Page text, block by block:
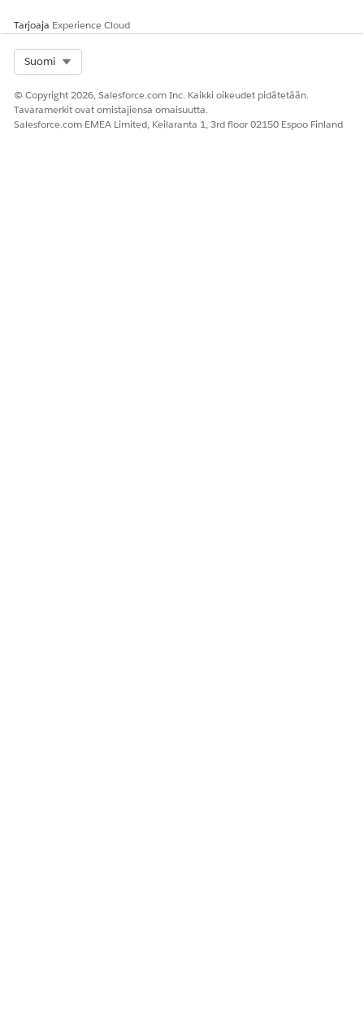
RATKAISIKO TÄMÄ ARTIKKELI ONGELMASI?
Anna palautetta, jotta voimme kehittyä!
Kyllä
Tarjoaja Experience Cloud
Suomi
© Copyright 2026, Salesforce.com Inc. Kaikki oikeudet pidätetään.
Tavaramerkit ovat omistajiensa omaisuutta.
Salesforce.com EMEA Limited, Keilaranta 1, 3rd floor 02150 Espoo Finland